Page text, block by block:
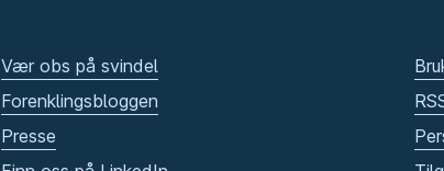
Vær obs på svindel
Forenklingsbloggen
Presse